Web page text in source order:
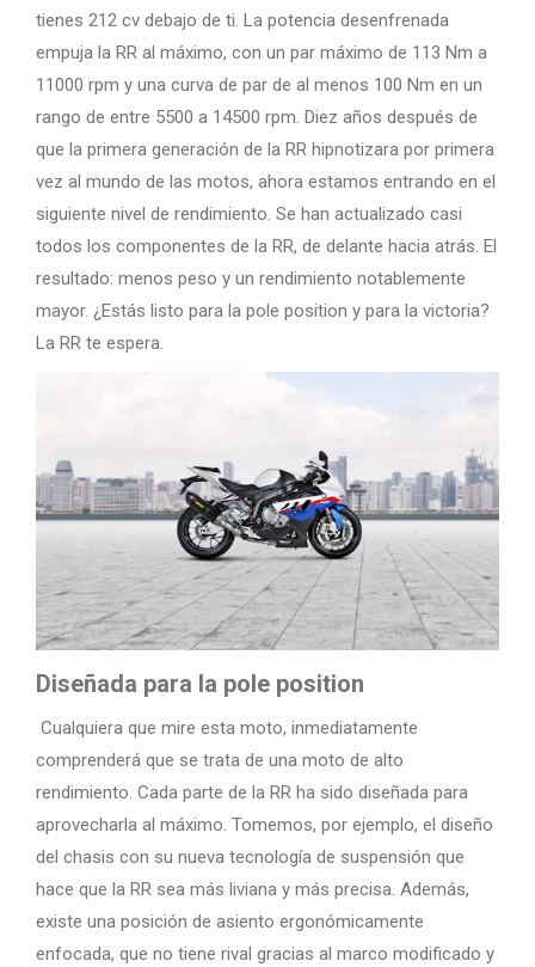
tienes 212 cv debajo de ti. La potencia desenfrenada
empuja la RR al máximo, con un par máximo de 113 Nm a
11000 rpm y una curva de par de al menos 100 Nm en un
rango de entre 5500 a 14500 rpm. Diez años después de
que la primera generación de la RR hipnotizara por primera
vez al mundo de las motos, ahora estamos entrando en el
siguiente nivel de rendimiento. Se han actualizado casi
todos los componentes de la RR, de delante hacia atrás. El
resultado: menos peso y un rendimiento notablemente
mayor. ¿Estás listo para la pole position y para la victoria?
La RR te espera.
Diseñada para la pole position
Cualquiera que mire esta moto, inmediatamente
comprenderá que se trata de una moto de alto
rendimiento. Cada parte de la RR ha sido diseñada para
aprovecharla al máximo. Tomemos, por ejemplo, el diseño
del chasis con su nueva tecnología de suspensión que
hace que la RR sea más liviana y más precisa. Además,
existe una posición de asiento ergonómicamente
enfocada, que no tiene rival gracias al marco modificado y